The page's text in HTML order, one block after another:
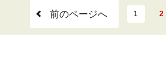
前のページへ 1 2